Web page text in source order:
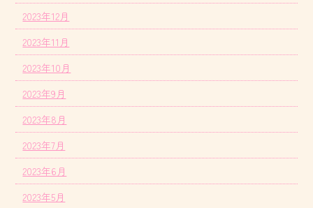
2023年12月
2023年11月
2023年10月
2023年9月
2023年8月
2023年7月
2023年6月
2023年5月